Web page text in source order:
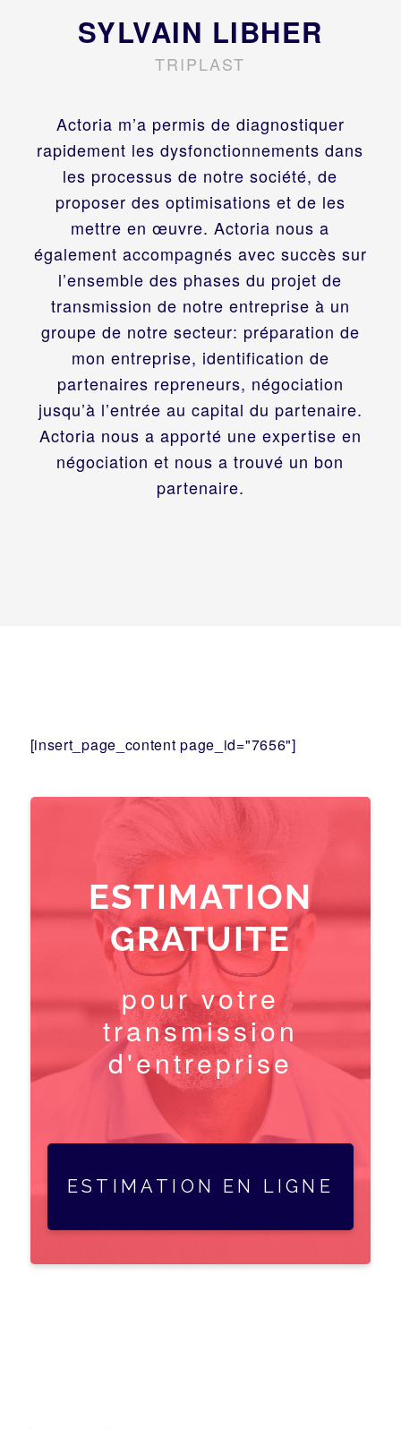
Actoria m’a permis de diagnostiquer
rapidement les dysfonctionnements dans
les processus de notre société, de
proposer des optimisations et de les
mettre en œuvre. Actoria nous a
également accompagnés avec succès sur
l’ensemble des phases du projet de
transmission de notre entreprise à un
groupe de notre secteur: préparation de
mon entreprise, identification de
partenaires repreneurs, négociation
jusqu’à l’entrée au capital du partenaire.
Actoria nous a apporté une expertise en
négociation et nous a trouvé un bon
partenaire.
SYLVAIN LIBHER
TRIPLAST
[insert_page_content page_id="7656"]
ESTIMATION
GRATUITE
pour votre
transmission
d'entreprise
ESTIMATION EN LIGNE